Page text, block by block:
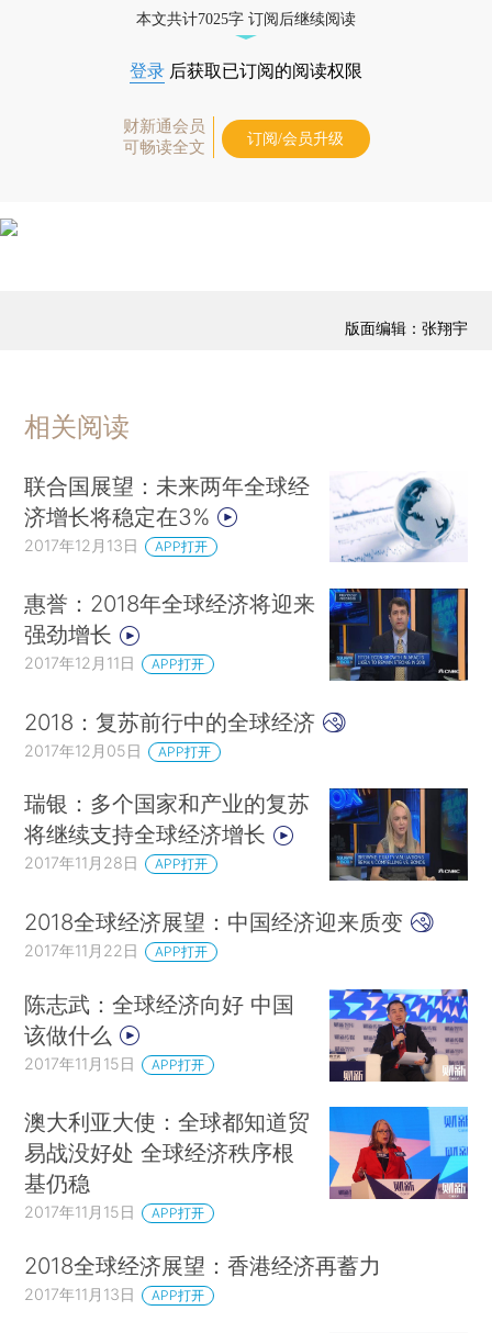
本文共计7025字 订阅后继续阅读
登录 后获取已订阅的阅读权限
财新通会员
可畅读全文
订阅/会员升级
版面编辑：张翔宇
相关阅读
联合国展望：未来两年全球经
济增长将稳定在3%
2017年12月13日 APP打开
惠誉：2018年全球经济将迎来
强劲增长
2017年12月11日 APP打开
2018：复苏前行中的全球经济
2017年12月05日 APP打开
瑞银：多个国家和产业的复苏
将继续支持全球经济增长
2017年11月28日 APP打开
2018全球经济展望：中国经济迎来质变
2017年11月22日 APP打开
陈志武：全球经济向好 中国
该做什么
2017年11月15日 APP打开
澳大利亚大使：全球都知道贸
易战没好处 全球经济秩序根
基仍稳
2017年11月15日 APP打开
2018全球经济展望：香港经济再蓄力
2017年11月13日 APP打开